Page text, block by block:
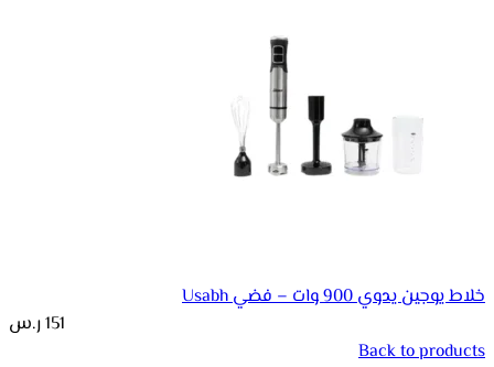
خلاط يوجين يدوي 900 وات – فضي Usabh
151ر.س
Back to products